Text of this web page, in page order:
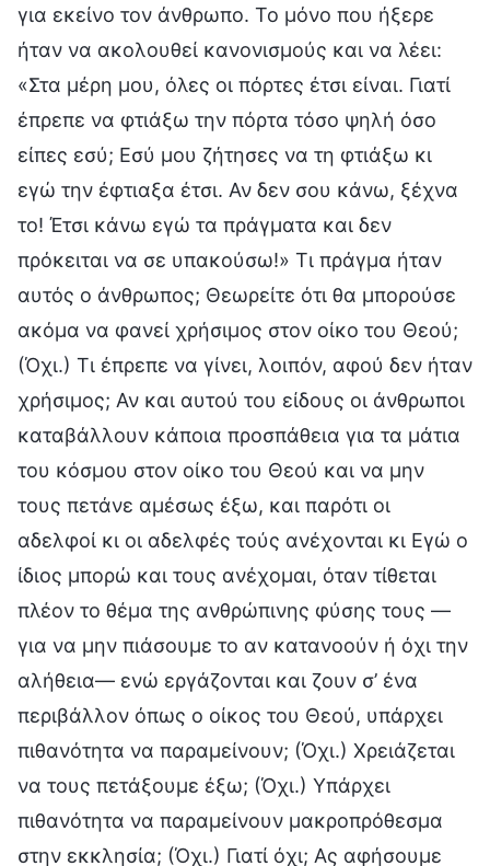
για εκείνο τον άνθρωπο. Το μόνο που ήξερε
ήταν να ακολουθεί κανονισμούς και να λέει:
«Στα μέρη μου, όλες οι πόρτες έτσι είναι. Γιατί
έπρεπε να φτιάξω την πόρτα τόσο ψηλή όσο
είπες εσύ; Εσύ μου ζήτησες να τη φτιάξω κι
εγώ την έφτιαξα έτσι. Αν δεν σου κάνω, ξέχνα
το! Έτσι κάνω εγώ τα πράγματα και δεν
πρόκειται να σε υπακούσω!» Τι πράγμα ήταν
αυτός ο άνθρωπος; Θεωρείτε ότι θα μπορούσε
ακόμα να φανεί χρήσιμος στον οίκο του Θεού;
(Όχι.) Τι έπρεπε να γίνει, λοιπόν, αφού δεν ήταν
χρήσιμος; Αν και αυτού του είδους οι άνθρωποι
καταβάλλουν κάποια προσπάθεια για τα μάτια
του κόσμου στον οίκο του Θεού και να μην
τους πετάνε αμέσως έξω, και παρότι οι
αδελφοί κι οι αδελφές τούς ανέχονται κι Εγώ ο
ίδιος μπορώ και τους ανέχομαι, όταν τίθεται
πλέον το θέμα της ανθρώπινης φύσης τους —
για να μην πιάσουμε το αν κατανοούν ή όχι την
αλήθεια— ενώ εργάζονται και ζουν σ’ ένα
περιβάλλον όπως ο οίκος του Θεού, υπάρχει
πιθανότητα να παραμείνουν; (Όχι.) Χρειάζεται
να τους πετάξουμε έξω; (Όχι.) Υπάρχει
πιθανότητα να παραμείνουν μακροπρόθεσμα
στην εκκλησία; (Όχι.) Γιατί όχι; Ας αφήσουμε